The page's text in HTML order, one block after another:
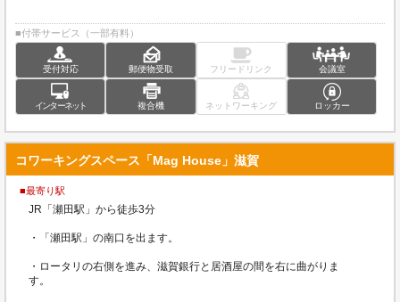
■付帯サービス（一部有料）
受付対応 郵便物受取 フリードリンク 会議室
インターネット 複合機 ネットワーキング ロッカー
コワーキングスペース「Mag House」滋賀
■最寄り駅
JR「瀬田駅」から徒歩3分
・「瀬田駅」の南口を出ます。
・ロータリの右側を進み、滋賀銀行と居酒屋の間を右に曲がりま
す。